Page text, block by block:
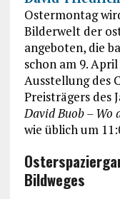
Ostermontag
Bilderwelt der
angeboten, die
schon am 9.
Ausstellung des
Preisträgers des
David Buob – Wo
wie üblich um
Bildweges